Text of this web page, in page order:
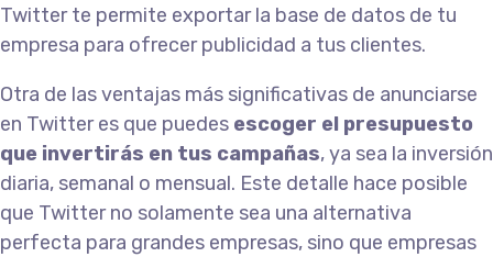
Twitter te permite exportar la base de datos de tu
empresa para ofrecer publicidad a tus clientes.
Otra de las ventajas más significativas de anunciarse
en Twitter es que puedes escoger el presupuesto
que invertirás en tus campañas, ya sea la inversión
diaria, semanal o mensual. Este detalle hace posible
que Twitter no solamente sea una alternativa
perfecta para grandes empresas, sino que empresas